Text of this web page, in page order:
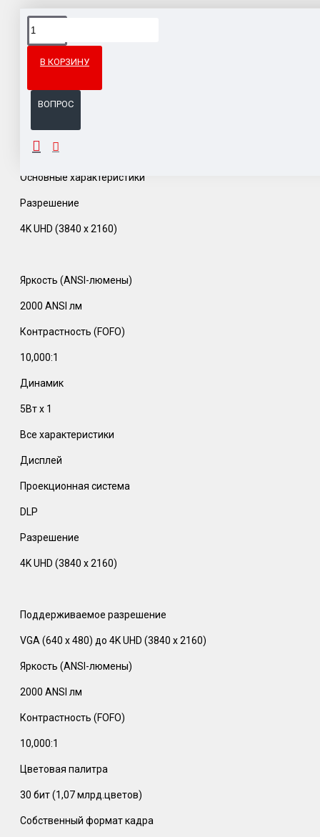
В КОРЗИНУ
ВОПРОС
Доставка товара по всему Таможенному союзу.
ОПИСАНИЕ
Основные характеристики
Разрешение
4K UHD (3840 x 2160)
Яркость (ANSI-люмены)
2000 ANSI лм
Контрастность (FOFO)
10,000:1 ‎
Динамик
5Вт x 1
Все характеристики
Дисплей
Проекционная система
DLP
Разрешение
4K UHD (3840 x 2160)
Поддерживаемое разрешение
VGA (640 x 480) до 4K UHD (3840 x 2160)
Яркость (ANSI-люмены)
2000 ANSI лм
Контрастность (FOFO)
10,000:1 ‎
Цветовая палитра
30 бит (1,07 млрд.цветов)
Собственный формат кадра